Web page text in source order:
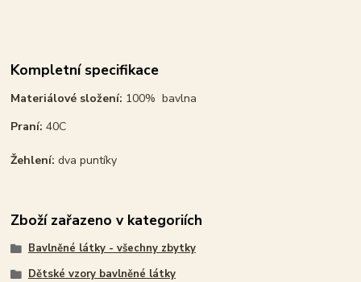
Kompletní specifikace
Materiálové složení: 100% bavlna
Praní: 40C
Žehlení: dva puntíky
Zboží zařazeno v kategoriích
Bavlněné látky - všechny zbytky
Dětské vzory bavlněné látky